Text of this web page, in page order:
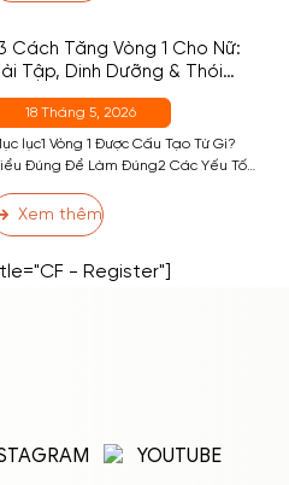
Khẩu Phần5 5. Ăn Bánh Bò […]
Cách Tăng Vòng 1 Cho Nữ:
Tập, Dinh Dưỡng & Thói
Hiệu Quả Nhất
18 Tháng 5, 2026
lục1 Vòng 1 Được Cấu Tạo Từ Gì?
Đúng Để Làm Đúng2 Các Yếu Tố
Tăng Vòng 1 Hiệu Quả3.1 Nhóm 1:
Tập Phát Triển Cơ Ngực3.2 Nhóm 2:
3: Thói Quen và Kỹ Thuật […]
Xem thêm
và mật khẩu để
- Register"]
YOUTUBE